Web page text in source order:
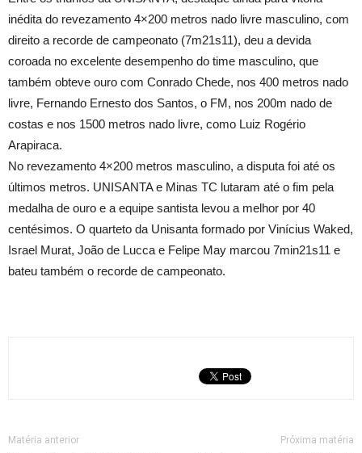
inédita do revezamento 4×200 metros nado livre masculino, com
direito a recorde de campeonato (7m21s11), deu a devida
coroada no excelente desempenho do time masculino, que
também obteve ouro com Conrado Chede, nos 400 metros nado
livre, Fernando Ernesto dos Santos, o FM, nos 200m nado de
costas e nos 1500 metros nado livre, como Luiz Rogério
Arapiraca.
No revezamento 4×200 metros masculino, a disputa foi até os
últimos metros. UNISANTA e Minas TC lutaram até o fim pela
medalha de ouro e a equipe santista levou a melhor por 40
centésimos. O quarteto da Unisanta formado por Vinícius Waked,
Israel Murat, João de Lucca e Felipe May marcou 7min21s11 e
bateu também o recorde de campeonato.
Matéria anterior Próxima matéria